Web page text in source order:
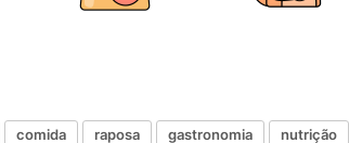
comida raposa gastronomia nutrição